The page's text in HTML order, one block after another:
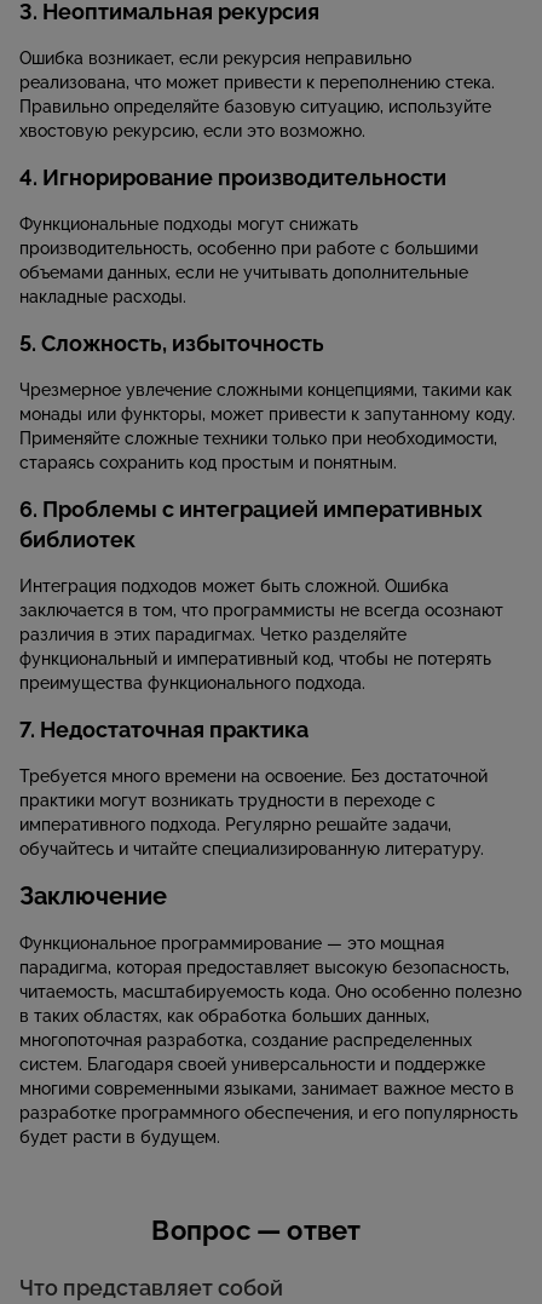
3. Неоптимальная рекурсия
Ошибка возникает, если рекурсия неправильно
реализована, что может привести к переполнению стека.
Правильно определяйте базовую ситуацию, используйте
хвостовую рекурсию, если это возможно.
4. Игнорирование производительности
Функциональные подходы могут снижать
производительность, особенно при работе с большими
объемами данных, если не учитывать дополнительные
накладные расходы.
5. Сложность, избыточность
Чрезмерное увлечение сложными концепциями, такими как
монады или функторы, может привести к запутанному коду.
Применяйте сложные техники только при необходимости,
стараясь сохранить код простым и понятным.
6. Проблемы с интеграцией императивных
библиотек
Интеграция подходов может быть сложной. Ошибка
заключается в том, что программисты не всегда осознают
различия в этих парадигмах. Четко разделяйте
функциональный и императивный код, чтобы не потерять
преимущества функционального подхода.
7. Недостаточная практика
Требуется много времени на освоение. Без достаточной
практики могут возникать трудности в переходе с
императивного подхода. Регулярно решайте задачи,
обучайтесь и читайте специализированную литературу.
Заключение
Функциональное программирование — это мощная
парадигма, которая предоставляет высокую безопасность,
читаемость, масштабируемость кода. Оно особенно полезно
в таких областях, как обработка больших данных,
многопоточная разработка, создание распределенных
систем. Благодаря своей универсальности и поддержке
многими современными языками, занимает важное место в
разработке программного обеспечения, и его популярность
будет расти в будущем.
Вопрос — ответ
Что представляет собой